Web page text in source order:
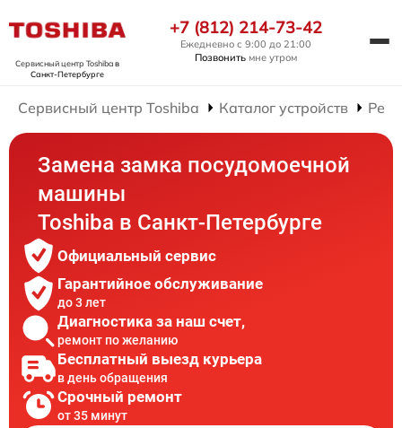
Сервисный центр Toshibaв
Санкт-Петербурге
+7 (812) 214-73-42
Ежедневно с 9:00 до 21:00
Позвонить мне утром
Сервисный центр Toshiba Каталог устройств
Замена замка посудомоечной
машины
Toshiba в Санкт-Петербурге
Официальный сервис
Гарантийное обслуживание
до 3 лет
Диагностика за наш счет,
ремонт по желанию
Бесплатный выезд курьера
в день обращения
Срочный ремонт
от 35 минут